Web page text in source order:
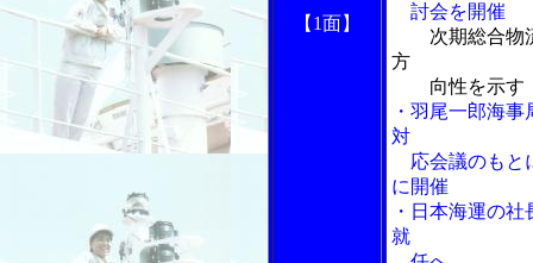
【1面】
討会を開催
次期総合物
方
向性を示す
・羽尾一郎海
対
応会議のもと
に開催
・日本海運の
就